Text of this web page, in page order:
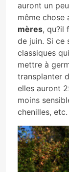
auront un
même chose
mères, qu?il
de juin. Si ce
classiques
mettre à
transplanter
elles auront
moins
chenilles, etc.